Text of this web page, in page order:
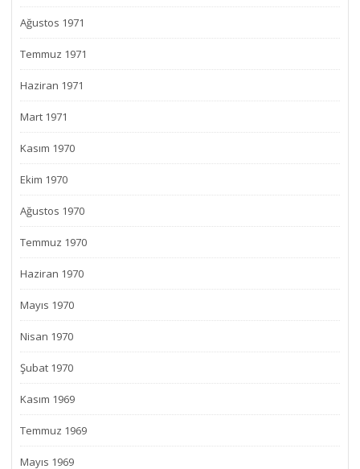
Ağustos 1971
Temmuz 1971
Haziran 1971
Mart 1971
Kasım 1970
Ekim 1970
Ağustos 1970
Temmuz 1970
Haziran 1970
Mayıs 1970
Nisan 1970
Şubat 1970
Kasım 1969
Temmuz 1969
Mayıs 1969